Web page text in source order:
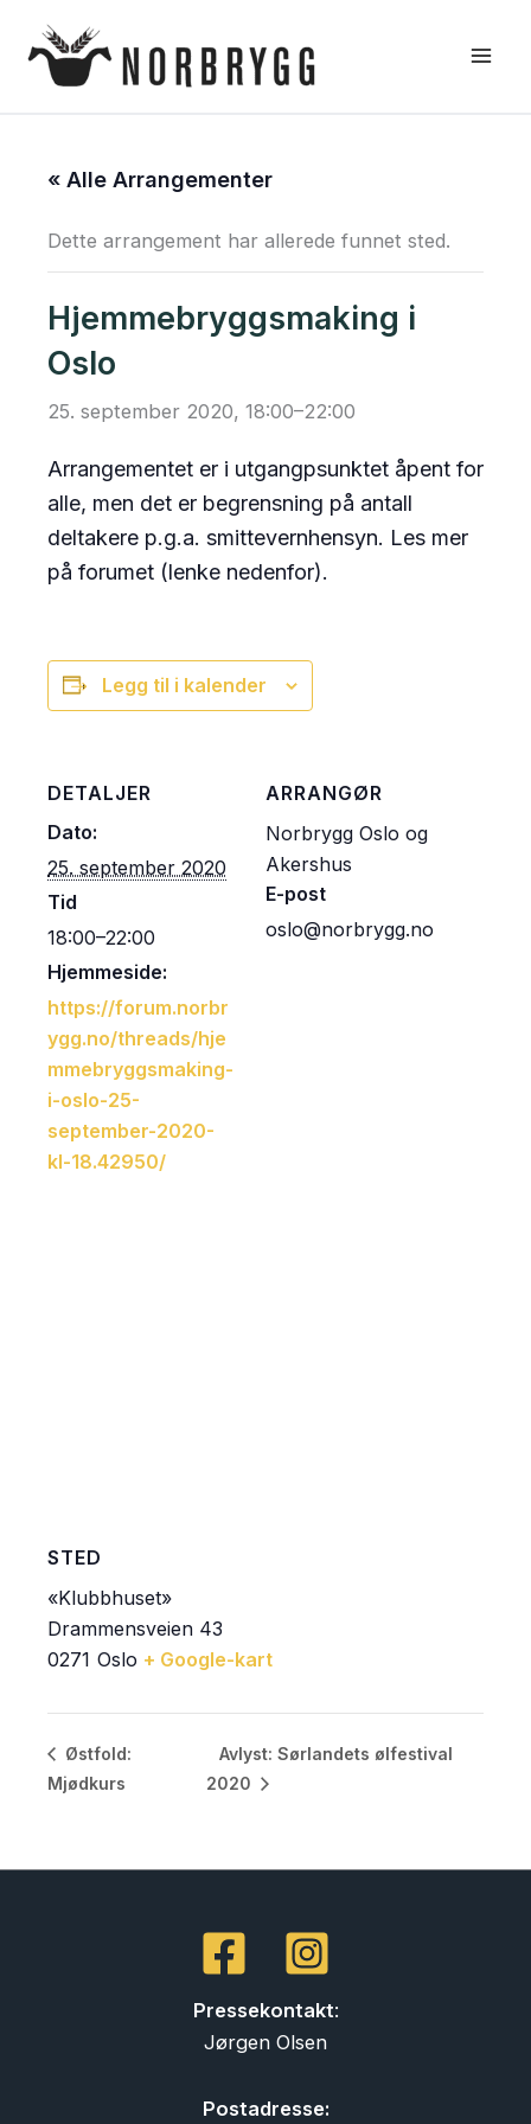
rett
« Alle Arrangementer
Dette arrangement har allerede funnet sted.
Hjemmebryggsmaking i
Oslo
25. september 2020, 18:00–22:00
Arrangementet er i utgangpsunktet åpent for
alle, men det er begrensning på antall
deltakere p.g.a. smittevernhensyn. Les mer
på forumet (lenke nedenfor).
Legg til i kalender
DETALJER
Dato:
25. september 2020
Tid
18:00–22:00
Hjemmeside:
https://forum.norbr
ygg.no/threads/hje
mmebryggsmaking-
i-oslo-25-
september-2020-
kl-18.42950/
ARRANGØR
Norbrygg Oslo og
Akershus
E-post
oslo@norbrygg.no
STED
«Klubbhuset»
Drammensveien 43
Oslo
0271 + Google-kart
Østfold:
Mjødkurs
Avlyst: Sørlandets ølfestival
2020
Pressekontakt:
Jørgen Olsen
Postadresse: